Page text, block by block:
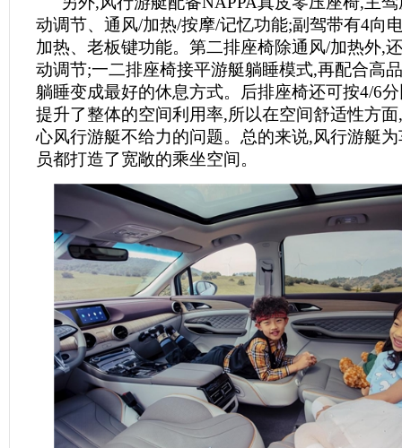
动调节、通风/加热/按摩/记忆功能;副驾带有4向
加热、老板键功能。第二排座椅除通风/加热外,
动调节;一二排座椅接平游艇躺睡模式,再配合高
躺睡变成最好的休息方式。后排座椅还可按4/6
提升了整体的空间利用率,所以在空间舒适性方
心风行游艇不给力的问题。总的来说,风行游艇
员都打造了宽敞的乘坐空间。